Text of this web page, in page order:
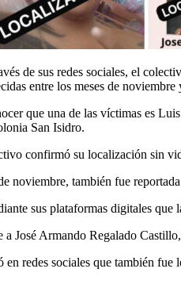
de sus redes sociales, el
entre los meses de
que una de las víctimas es
San Isidro.
confirmó su localización sin
noviembre, también fue
sus plataformas digitales que
a José Armando Regalado
redes sociales que también